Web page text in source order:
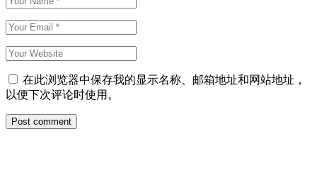
在此浏览器中保存我的显示名称、邮箱地址和网站地址，
以便下次评论时使用。